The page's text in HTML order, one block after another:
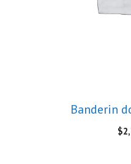
Banderin
$